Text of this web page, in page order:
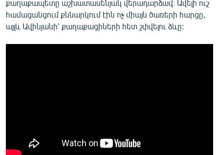
քաղաքապետը աշխատասենյակ վերադարձավ։ Ավելի ուշ
համացանցում քննարկում էին ոչ միայն ծառերի հարցը,
այլև Ավինյանի՝ քաղաքացիների հետ շփվելու ձևը: